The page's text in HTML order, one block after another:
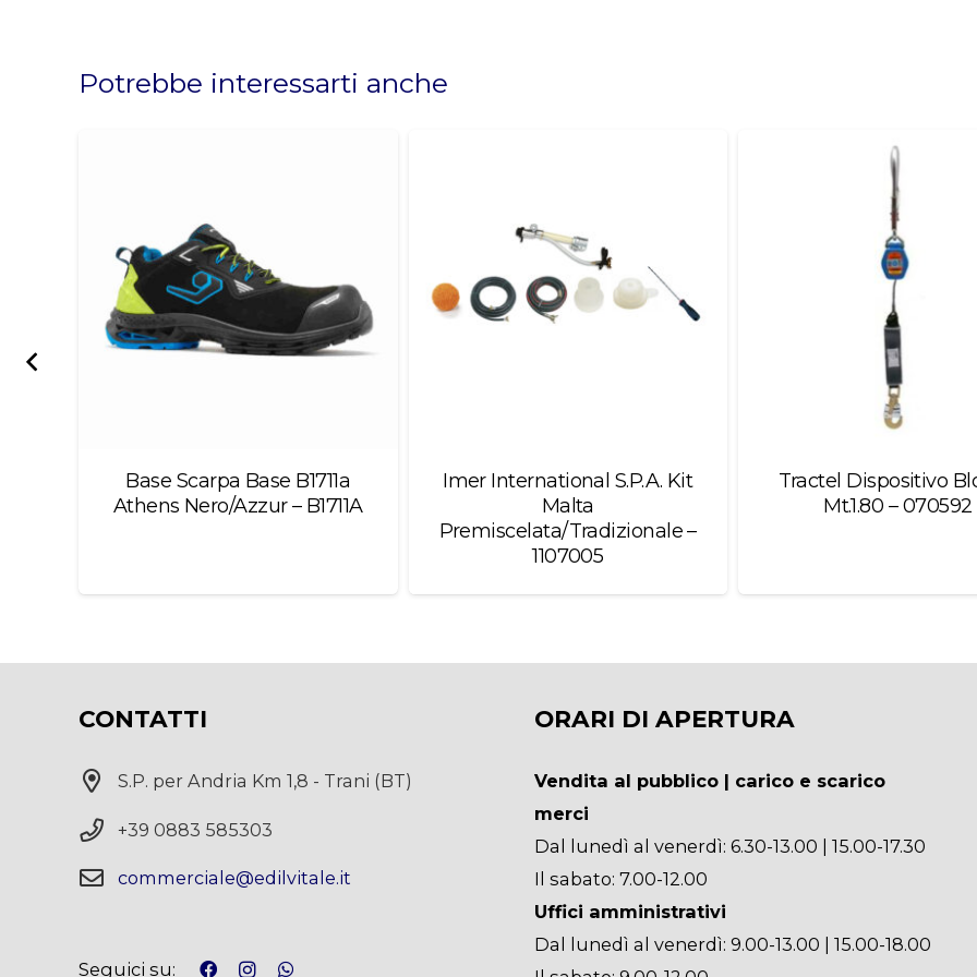
should
Potrebbe interessarti anche
Base Scarpa Base B1711a
Athens Nero/Azzur – B1711A
Imer International S.P.A. Kit
Malta
Premiscelata/Tradizionale –
1107005
Tractel Dispositivo
Mt.1.80 – 070592
CONTATTI
S.P. per Andria Km 1,8 - Trani (BT)
+39 0883 585303
commerciale@edilvitale.it
Seguici su:
ORARI DI APERTURA
Vendita al pubblico | carico e scarico
merci
Dal lunedì al venerdì: 6.30-13.00 | 15.00-17.30
Il sabato: 7.00-12.00
Uffici amministrativi
Dal lunedì al venerdì: 9.00-13.00 | 15.00-18.00